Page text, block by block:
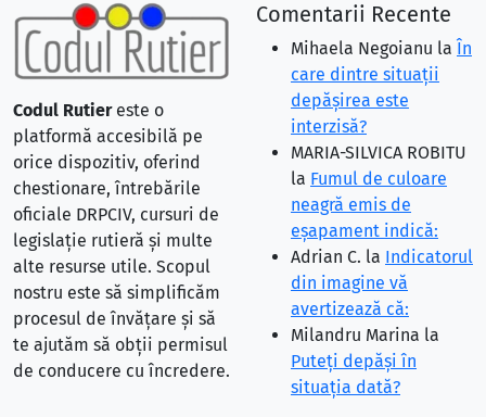
Codul Rutiereste o
platformă accesibilă pe
orice dispozitiv, oferind
chestionare, întrebările
oficiale DRPCIV, cursuri de
legislație rutieră și multe
alte resurse utile. Scopul
nostru este să simplificăm
procesul de învățare și să
te ajutăm să obții permisul
de conducere cu încredere.
Comentarii Recente
Mihaela Negoianu la În
care dintre situaţii
depăşirea este
interzisă?
MARIA-SILVICA ROBITU
la Fumul de culoare
neagră emis de
eşapament indică:
Adrian C. la Indicatorul
din imagine vă
avertizează că:
Milandru Marina la
Puteţi depăşi în
situaţia dată?